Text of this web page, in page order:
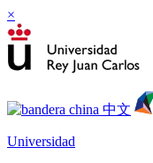
×
Universidad